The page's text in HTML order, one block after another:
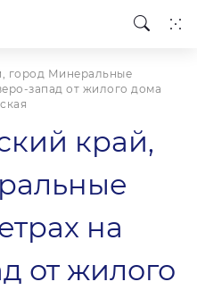
город Минеральные
запад от жилого дома
край,
на
от жилого